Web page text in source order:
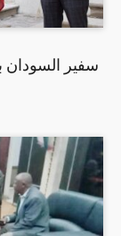
سفير